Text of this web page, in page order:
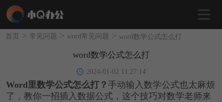
首页 > 常见问题 > word常见问题 > word数学公式怎么打
word数学公式怎么打
2024-01-02 11:27:14
Word里数学公式怎么打？ 手动输入数学公式也太麻烦
了，教你一招插入数据公式，这个技巧对数学老师来